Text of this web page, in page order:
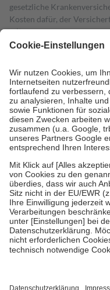
gesetzliche
Kosten dafür, der
mit.
Grundsätzlich leisten
höchstens zehn Euro.
Es
Kosten der Leistung zu
Diese Regeln gelten
Bei Heilmitteln und
Zuzahlung zehn Prozent
Verordnung.
Um das Engagement der
stärken und die besondere
fallenkeine Zuzahlungenan
• Kindern und
mit Ausnahme der
• Untersuchungen zur
GKV getragen werden
• empfohlenen
• Harn- und
getroffen, um